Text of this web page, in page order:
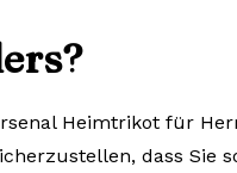
Heimtrikot für
dass Sie